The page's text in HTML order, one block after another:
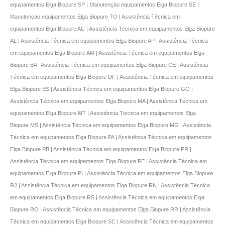
equipamentos Elga Biopure SP | Manutençāo equipamentos Elga Biopure SE |
Manutençāo equipamentos Elga Biopure TO | Assistência Técnica em
equipamentos Elga Biopure AC | Assistência Técnica em equipamentos Elga Biopure
AL | Assistência Técnica em equipamentos Elga Biopure AP | Assistência Técnica
em equipamentos Elga Biopure AM | Assistência Técnica em equipamentos Elga
Biopure BA | Assistência Técnica em equipamentos Elga Biopure CE | Assistência
Técnica em equipamentos Elga Biopure DF | Assistência Técnica em equipamentos
Elga Biopure ES | Assistência Técnica em equipamentos Elga Biopure GO |
Assistência Técnica em equipamentos Elga Biopure MA | Assistência Técnica em
equipamentos Elga Biopure MT | Assistência Técnica em equipamentos Elga
Biopure MS | Assistência Técnica em equipamentos Elga Biopure MG | Assistência
Técnica em equipamentos Elga Biopure PA | Assistência Técnica em equipamentos
Elga Biopure PB | Assistência Técnica em equipamentos Elga Biopure PR |
Assistência Técnica em equipamentos Elga Biopure PE | Assistência Técnica em
equipamentos Elga Biopure PI | Assistência Técnica em equipamentos Elga Biopure
RJ | Assistência Técnica em equipamentos Elga Biopure RN | Assistência Técnica
em equipamentos Elga Biopure RS | Assistência Técnica em equipamentos Elga
Biopure RO | Assistência Técnica em equipamentos Elga Biopure RR | Assistência
Técnica em equipamentos Elga Biopure SC | Assistência Técnica em equipamentos